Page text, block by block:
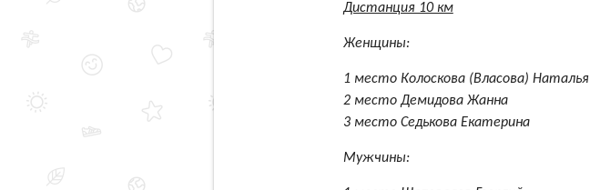
Дистанция 10 км
Женщины:
1 место Колоскова (Власова) Наталья
2 место Демидова Жанна
3 место Седькова Екатерина
Мужчины: